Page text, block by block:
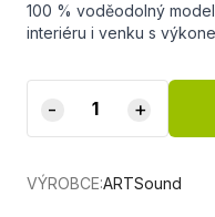
100 % voděodolný
interiéru i venku s
- +
VÝROBCE:ARTSound